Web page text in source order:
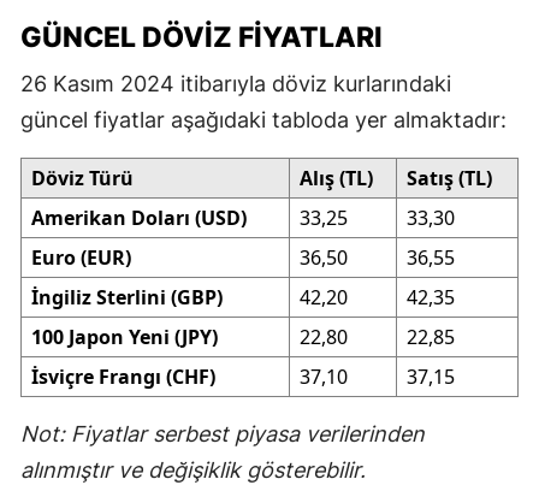
GÜNCEL DÖVIZ FIYATLARI
26 Kasım 2024 itibarıyla döviz kurlarındaki
güncel fiyatlar aşağıdaki tabloda yer almaktadır:
Döviz Türü Alış (TL)
Satış (TL)
Amerikan Doları (USD)
33,25
33,30
Euro (EUR)
36,50
36,55
İngiliz Sterlini (GBP)
42,20
42,35
100 Japon Yeni (JPY)
22,80
22,85
İsviçre Frangı (CHF)
37,10 37,15
Not: Fiyatlar serbest piyasa verilerinden
alınmıştır ve değişiklik gösterebilir.